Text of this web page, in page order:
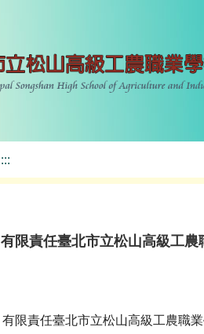
:::
有限責任臺北市立松山高級工
有限責任臺北市立松山高級工農職